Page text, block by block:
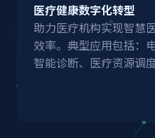
医疗健康数字化转型
助力医疗机构实现智慧
效率。典型应用包括：
智能诊断、医疗资源调